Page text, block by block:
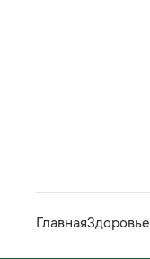
ГлавнаяЗдоровье